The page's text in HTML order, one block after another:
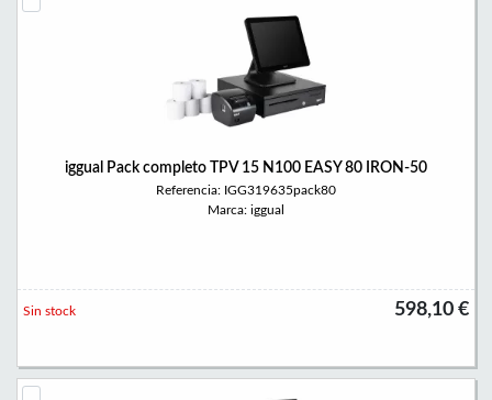
iggual Pack completo TPV 15 N100 EASY 80 IRON-50
Referencia: IGG319635pack80
Marca: iggual
598,10 €
Sin stock